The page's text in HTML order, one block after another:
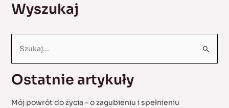
Wyszukaj
r
c
Ostatnie artykuły
Mój powrót do życia – o zagubieniu i spełnieniu